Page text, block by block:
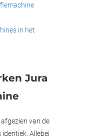
in het
Jura
van de
Allebei